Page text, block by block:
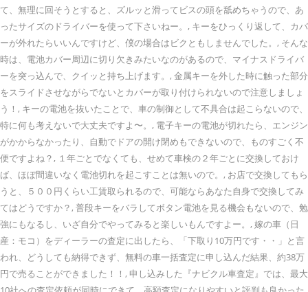
て、無理に回そうとすると、ズルッと滑ってビスの頭を舐めちゃうので、あ
ったサイズのドライバーを使って下さいねー。, キーをひっくり返して、カバ
ーが外れたらいいんですけど、僕の場合はビクともしませんでした。, そんな
時は、電池カバー周辺に切り欠きみたいなのがあるので、マイナスドライバ
ーを突っ込んで、クイッと持ち上げます。, 金属キーを外した時に触った部分
をスライドさせながらでないとカバーが取り付けられないので注意しましょ
う！, キーの電池を抜いたことで、車の制御として不具合は起こらないので、
特に何も考えないで大丈夫ですよ〜。, 電子キーの電池が切れたら、エンジン
がかからなかったり、自動でドアの開け閉めもできないので、ものすごく不
便ですよね？, １年ごとでなくても、せめて車検の２年ごとに交換しておけ
ば、ほぼ間違いなく電池切れを起こすことは無いので。, お店で交換してもら
うと、５００円くらい工賃取られるので、可能ならあなた自身で交換してみ
てはどうですか？, 普段キーをバラしてボタン電池を見る機会もないので、勉
強にもなるし、いざ自分でやってみると楽しいもんですよー。, 嫁の車（日
産：モコ）をディーラーの査定に出したら、「下取り10万円です・・」と言
われ、どうしても納得できず、無料の車一括査定に申し込んだ結果、約38万
円で売ることができました！！, 申し込みした『ナビクル車査定』では、最大